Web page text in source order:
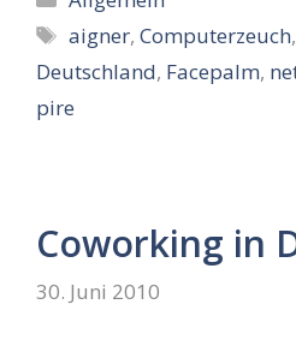
Schlagwörter
aigner,Computerzeuch
Deutschland, Facepalm,
pire
Coworking in
30. Juni 2010